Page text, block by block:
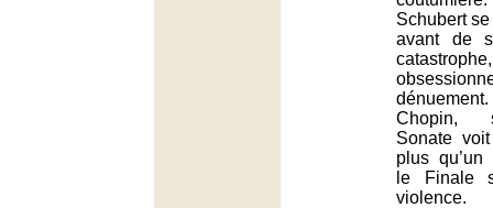
Schubert
avant de
Chopin,
Sonate
plus qu’un
le Finale
violence.